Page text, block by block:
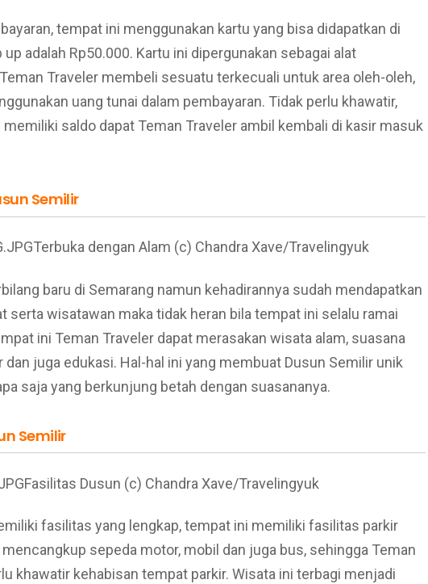
tempat ini menggunakan kartu yang bisa didapatkan di
up adalah Rp50.000. Kartu ini dipergunakan sebagai alat
Traveler membeli sesuatu terkecuali untuk area oleh-oleh,
uang tunai dalam pembayaran. Tidak perlu khawatir,
memiliki saldo dapat Teman Traveler ambil kembali di kasir masuk
Semilir
Terbuka dengan Alam (c) Chandra Xave/Travelingyuk
baru di Semarang namun kehadirannya sudah mendapatkan
serta wisatawan maka tidak heran bila tempat ini selalu ramai
ini Teman Traveler dapat merasakan wisata alam, suasana
dan juga edukasi. Hal-hal ini yang membuat Dusun Semilir unik
saja yang berkunjung betah dengan suasananya.
Semilir
Fasilitas Dusun (c) Chandra Xave/Travelingyuk
fasilitas yang lengkap, tempat ini memiliki fasilitas parkir
sepeda motor, mobil dan juga bus, sehingga Teman
khawatir kehabisan tempat parkir. Wisata ini terbagi menjadi